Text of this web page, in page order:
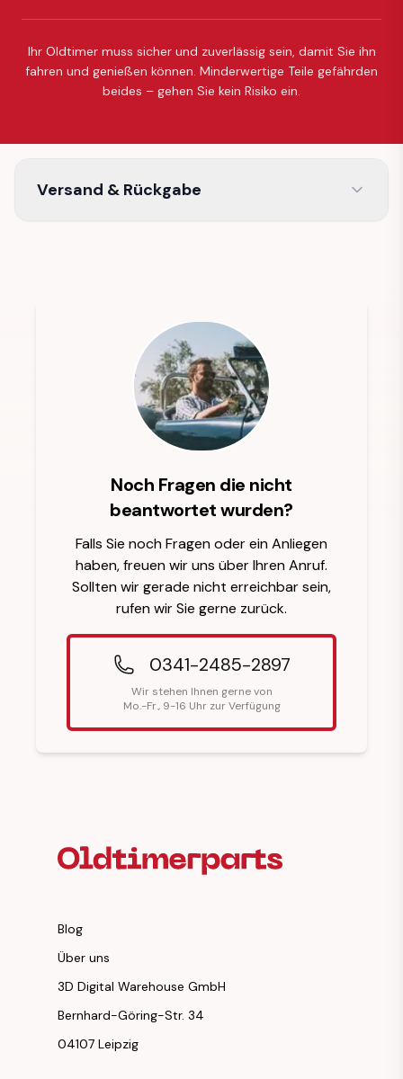
Ihr Oldtimer muss sicher und zuverlässig sein, damit Sie ihn
fahren und genießen können. Minderwertige Teile gefährden
beides – gehen Sie kein Risiko ein.
Versand & Rückgabe
Noch Fragen die nicht
beantwortet wurden?
Falls Sie noch Fragen oder ein Anliegen
haben, freuen wir uns über Ihren Anruf.
Sollten wir gerade nicht erreichbar sein,
rufen wir Sie gerne zurück.
0341-2485-2897
Wir stehen Ihnen gerne von
Mo.-Fr., 9-16 Uhr zur Verfügung
Blog
Über uns
3D Digital Warehouse GmbH
Bernhard-Göring-Str. 34
04107 Leipzig